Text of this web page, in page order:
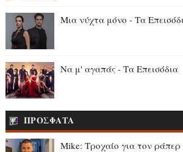
Μια νύχτα μόνο - Τα
Να μ' αγαπάς - Τα Επεισόδια
ΠΡΟΣΦΑΤΑ
Mike: Τροχαίο για τον